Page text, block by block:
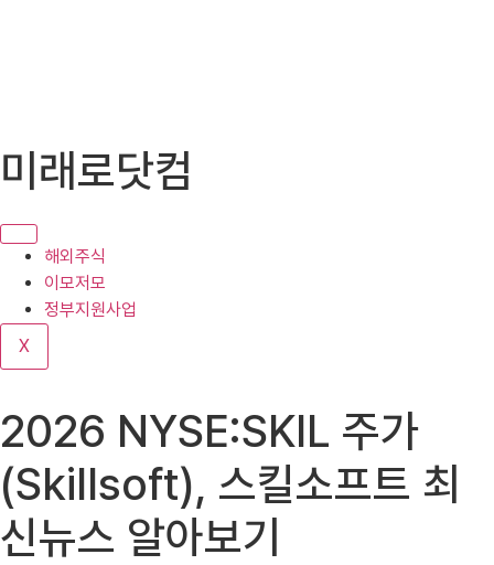
텐
로
기
미래로닷컴
해외주식
이모저모
정부지원사업
X
2026 NYSE:SKIL 주가
(Skillsoft), 스킬소프트 최
신뉴스 알아보기